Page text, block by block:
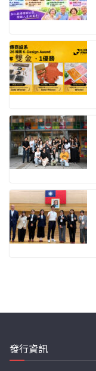
發行資訊